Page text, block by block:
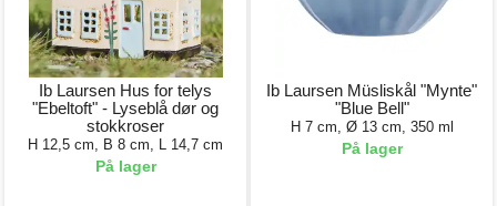
Ib Laursen Hus for telys
"Ebeltoft" - Lyseblå dør og
stokkroser
H 12,5 cm, B 8 cm, L 14,7 cm
På lager
Ib Laursen Müsliskål "Mynte"
"Blue Bell"
H 7 cm, Ø 13 cm, 350 ml
På lager